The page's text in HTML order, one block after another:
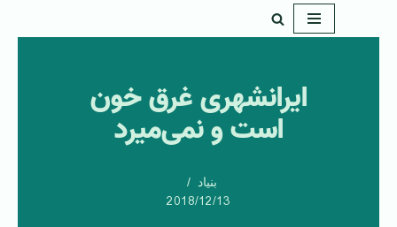
ایرانشهری غرق خون
است و نمی‌میرد
بنیاد
2018/12/13